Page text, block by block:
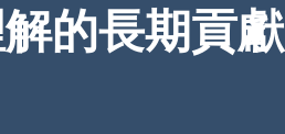
的長期貢獻